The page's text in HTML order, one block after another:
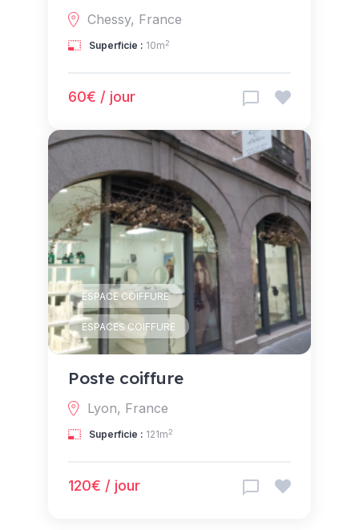
Chessy, France
Superficie : 10m2
60€ / jour
ESPACE COIFFURE
ESPACES COIFFURE
Poste coiffure
Lyon, France
Superficie : 121m2
120€ / jour